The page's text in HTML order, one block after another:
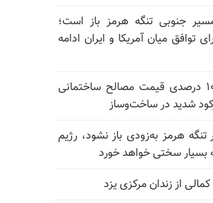
جنوبی تنگه هرمز باز است؛
توافق میان آمریکا و ایران ادامه
افزایش ۱۰۰ درصدی قیمت مصالح ساختمانی
شدید در ساخت‌وساز
تنگه هرمز به‌زودی باز نشود، رژیم
بسیار سختی خواهد خورد
کمالی از زندان مرکزی یزد